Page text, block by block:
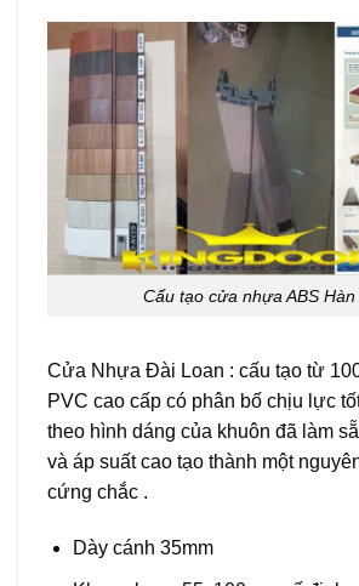
Cấu tạo cửa nhựa ABS Hàn
Cửa Nhựa Đài Loan : cấu tạo từ
PVC cao cấp có phân bố chịu lực
theo hình dáng của khuôn đã làm
và áp suất cao tạo thành một
cứng chắc .
Dày cánh 35mm